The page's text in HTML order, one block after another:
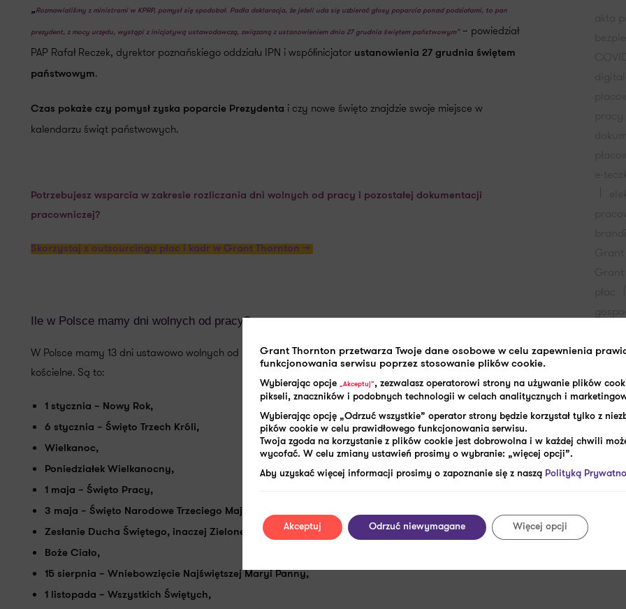
„Rozmawialiśmy z ministrami w KPRP, pomysł się spodobał. Padła deklaracja, że jeżeli uda się uzbierać głosy poparcia ponad podziałami, to pan
prezydent, z mocy urzędu, wystąpi z inicjatywą ustawodawczą, związaną z ustanowieniem dnia 27 grudnia świętem państwowym”– powiedział
PAP Rafał Reczek, dyrektor poznańskiego oddziału IPN i współinicjator ustanowienia 27 grudnia świętem
państwowym.
Czas pokaże czy pomysł zyska poparcie Prezydenta i czy nowe święto znajdzie swoje miejsce w
kalendarzu świąt państwowych.
Potrzebujesz wsparcia w zakresie rozliczania dni wolnych od pracy i pozostałej dokumentacji
pracowniczej?
Skorzystaj z outsourcingu płac i kadr w Grant Thornton >>
Ile w Polsce mamy dni wolnych od pracy?
W Polsce mamy 13 dni ustawowo wolnych od pracy, które obejmują zarówno święta państwowe, jak i
kościelne. Są to:
1 stycznia – Nowy Rok,
6 stycznia – Święto Trzech Króli,
Wielkanoc,
Poniedziałek Wielkanocny,
1 maja – Święto Pracy,
3 maja – Święto Narodowe Trzeciego Maja,
Zesłanie Ducha Świętego, inaczej Zielone Świątki,
Boże Ciało,
15 sierpnia – Wniebowzięcie Najświętszej Maryi Panny,
1 listopada – Wszystkich Świętych,
pracy
Grant Thornton przetwarza Twoje dane osobowe w celu zapewnienia
funkcjonowania serwisu poprzez stosowanie plików cookie.
Wybierając opcje „Akceptuj”, zezwalasz operatorowi strony na używanie plików
pikseli, znaczników i podobnych technologii w celach analitycznych i
Wybierając opcję „Odrzuć wszystkie” operator strony będzie korzystał tylko z
pików cookie w celu prawidłowego funkcjonowania serwisu.
Twoja zgoda na korzystanie z plików cookie jest dobrowolna i w każdej chwili
wycofać. W celu zmiany ustawień prosimy o wybranie: „więcej opcji”.
Aby uzyskać więcej informacji prosimy o zapoznanie się z naszą Polityką
Akceptuj Odrzuć niewymagane Więcej opcji